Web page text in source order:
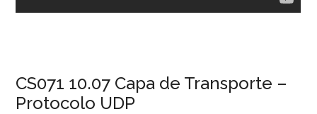
CS071 10.07 Capa de Transporte –
Protocolo UDP